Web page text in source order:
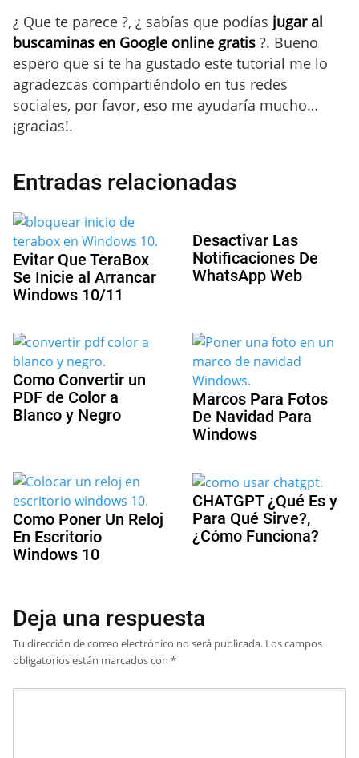
¿ Que te parece ?, ¿ sabías que podías jugar al
buscaminas en Google online gratis ?. Bueno
espero que si te ha gustado este tutorial me lo
agradezcas compartiéndolo en tus redes
sociales, por favor, eso me ayudaría mucho…
¡gracias!.
Entradas relacionadas
Evitar Que TeraBox
Se Inicie al Arrancar
Windows 10/11
Desactivar Las
Notificaciones De
WhatsApp Web
Como Convertir un
PDF de Color a
Blanco y Negro
Marcos Para Fotos
De Navidad Para
Windows
Como Poner Un Reloj
En Escritorio
Windows 10
CHATGPT ¿Qué Es y
Para Qué Sirve?,
¿Cómo Funciona?
Deja una respuesta
Tu dirección de correo electrónico no será publicada. Los campos
obligatorios están marcados con *